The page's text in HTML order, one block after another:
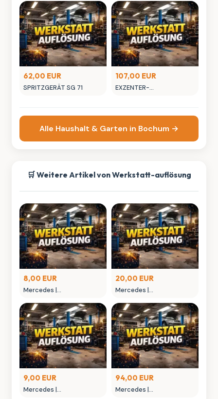
(Bremsflüssigkeitsbefüllung)
62,00 EUR
SPRITZGERÄT SG 71
107,00 EUR
EXZENTER-
Alle Haushalt & Garten in Bochum →
🛒 Weitere Artikel von Werkstatt-auflösung
8,00 EUR
Mercedes |
20,00 EUR
Mercedes |
9,00 EUR
Mercedes |
94,00 EUR
Mercedes |